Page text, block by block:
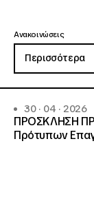
Ανακοινώσεις
Περισσότερα
30 · 04 · 2026
ΠΡΟΣΚΛΗΣΗ
Πρότυπων